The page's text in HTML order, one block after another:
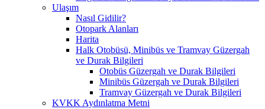
Ulaşım
Nasıl Gidilir?
Otopark Alanları
Harita
Halk Otobüsü, Minibüs ve Tramvay Güzergah
ve Durak Bilgileri
Otobüs Güzergah ve Durak Bilgileri
Minibüs Güzergah ve Durak Bilgileri
Tramvay Güzergah ve Durak Bilgileri
KVKK Aydınlatma Metni